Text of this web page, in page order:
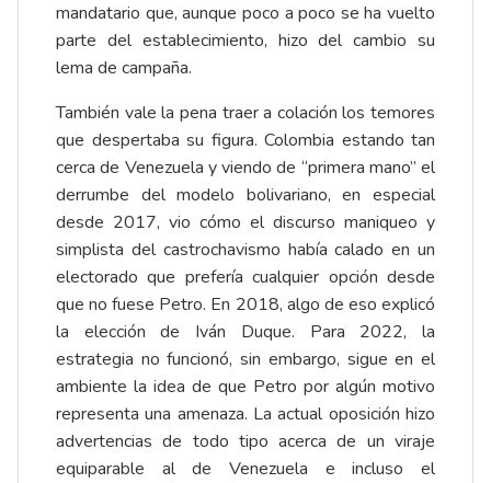
mandatario que, aunque poco a poco se ha vuelto
parte del establecimiento, hizo del cambio su
lema de campaña.
También vale la pena traer a colación los temores
que despertaba su figura. Colombia estando tan
cerca de Venezuela y viendo de “primera mano” el
derrumbe del modelo bolivariano, en especial
desde 2017, vio cómo el discurso maniqueo y
simplista del castrochavismo había calado en un
electorado que prefería cualquier opción desde
que no fuese Petro. En 2018, algo de eso explicó
la elección de Iván Duque. Para 2022, la
estrategia no funcionó, sin embargo, sigue en el
ambiente la idea de que Petro por algún motivo
representa una amenaza. La actual oposición hizo
advertencias de todo tipo acerca de un viraje
equiparable al de Venezuela e incluso el